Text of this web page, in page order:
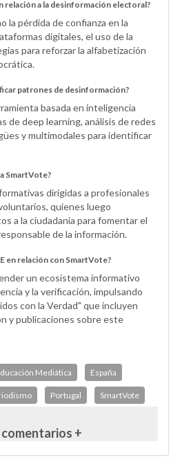
relación a la desinformación electoral?
la pérdida de confianza en la
digitales, el uso de la
para reforzar la alfabetización
patrones de desinformación?
basada en inteligencia
de deep learning, análisis de redes
y multimodales para identificar
SmartVote?
dirigidas a profesionales
quienes luego
a la ciudadanía para fomentar el
de la información.
en relación con SmartVote?
un ecosistema informativo
y la verificación, impulsando
con la Verdad" que incluyen
y publicaciones sobre este
Mediática España
Portugal SmartVote
+